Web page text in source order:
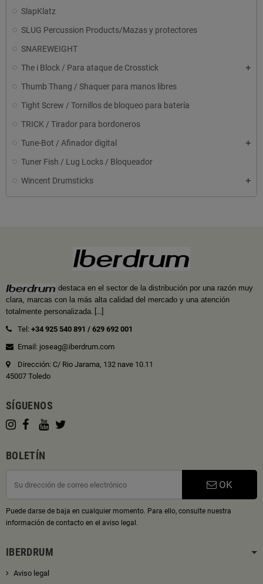
SlapKlatz
SLUG Percussion Products/Mazas y protectores
SNAREWEIGHT
The i Block / Para ataque de Crosstick
Thumb Thang / Shaquer para manos libres
Tight Screw / Tornillos de bloqueo para batería
TRICK / Tirador para bordoneros
Tune-Bot / Afinador digital
Tuner Fish / Lug Locks / Bloqueador
Wincent Drumsticks
destaca en el sector de la distribución por una razón muy
clara, marcas con la más alta calidad del mercado y una atención
totalmente personalizada. [...]
Tel: +34 925 540 891 / 629 692 001
Email: joseag@iberdrum.com
Dirección: C/ Rio Jarama, 132 nave 10.11
45007 Toledo
SÍGUENOS
BOLETÍN
OK
Puede darse de baja en cualquier momento. Para ello, consulte nuestra
información de contacto en el aviso legal.
IBERDRUM
Aviso legal